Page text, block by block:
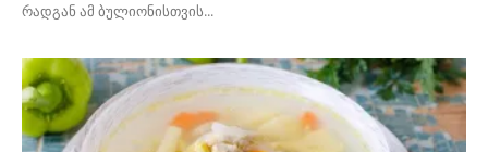
რადგან ამ ბულიონისთვის...